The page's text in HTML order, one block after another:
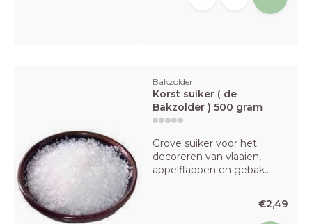
Bakzolder
Korst suiker ( de
Bakzolder ) 500 gram
Grove suiker voor het
decoreren van vlaaien,
appelflappen en gebak....
€2,49